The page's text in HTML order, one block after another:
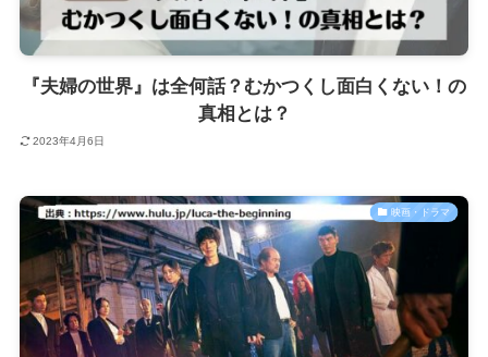
『夫婦の世界』は全何話？むかつくし面白くない！の
真相とは？
2023年4月6日
映画・ドラマ